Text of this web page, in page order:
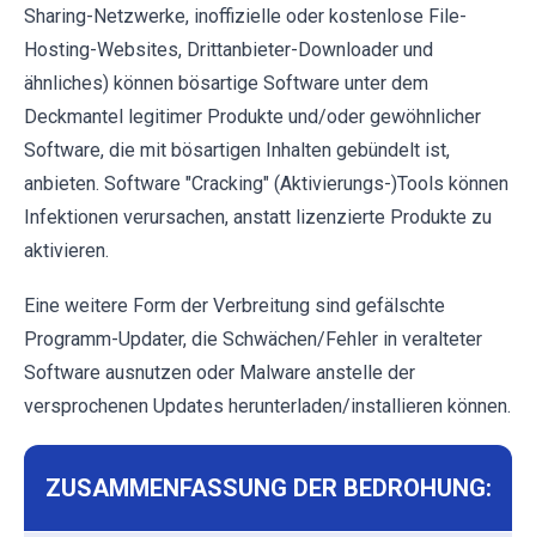
Sharing-Netzwerke, inoffizielle oder kostenlose File-
Hosting-Websites, Drittanbieter-Downloader und
ähnliches) können bösartige Software unter dem
Deckmantel legitimer Produkte und/oder gewöhnlicher
Software, die mit bösartigen Inhalten gebündelt ist,
anbieten. Software "Cracking" (Aktivierungs-)Tools können
Infektionen verursachen, anstatt lizenzierte Produkte zu
aktivieren.
Eine weitere Form der Verbreitung sind gefälschte
Programm-Updater, die Schwächen/Fehler in veralteter
Software ausnutzen oder Malware anstelle der
versprochenen Updates herunterladen/installieren können.
ZUSAMMENFASSUNG DER BEDROHUNG: